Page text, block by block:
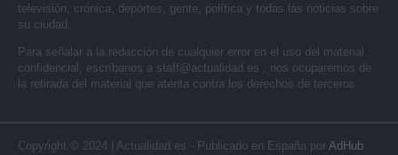
televisión, crónica, deportes, gente, política y todas las noticias sobre
su ciudad.
Para señalar a la redacción de cualquier error en el uso del material
confidencial, escríbanos a staff@actualidad.es : nos ocuparemos de
la retirada del material que atenta contra los derechos de terceros.
Copyright © 2024 | Actualidad.es - Publicado en España por AdHub